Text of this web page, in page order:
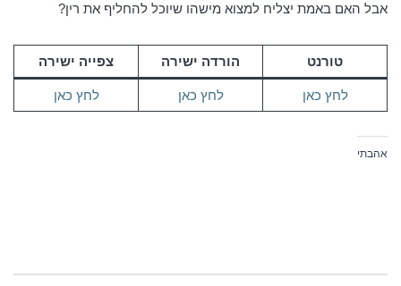
אבל האם באמת יצליח למצוא מישהו שיוכל להחליף את רין?
טורנט הורדה ישירה צפייה ישירה
לחץ כאן לחץ כאן לחץ כאן
אהבתי